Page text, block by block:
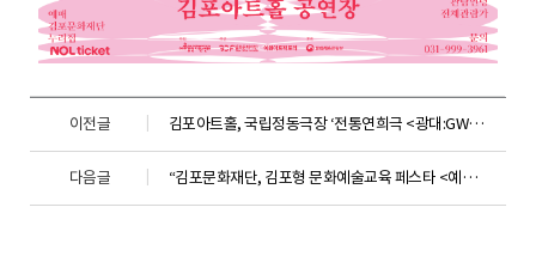
이전글 김포아트홀, 국립정동극장 ‘전통연희극 <광대:GWANGDAE>’ 전석매진으로 성
다음글 “김포문화재단, 김포형 문화예술교육 페스타 <예술의 곁, 김포 – 김포를 잇다> 개최”